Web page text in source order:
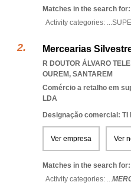
Matches in the search for:
Activity categories: ...
Mercearias
R DOUTOR ÁLVARO
OUREM, SANTAREM
Comércio a retalho em
LDA
Designação comercial: TI
Ver empresa Ver
Matches in the search for:
Activity categories: ...